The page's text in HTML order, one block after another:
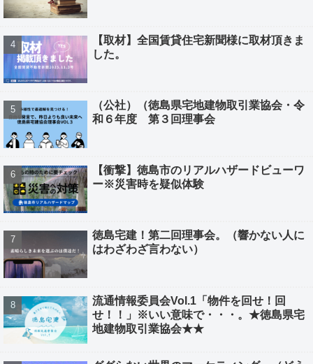
【取材】全国賃貸住宅新聞様に取材頂きま
した。
（公社）（徳島県宅地建物取引業協会・令
和６年度 第３回理事会
【衝撃】徳島市のリアルハザードビューワ
ー※災害時を疑似体験
徳島宅建！第二回理事会。（響かない人に
はわざわざ言わない）
流通情報委員会Vol.1「物件を回せ！回
せ！！」※いい意味で・・・。★徳島県宅
地建物取引業協会★★